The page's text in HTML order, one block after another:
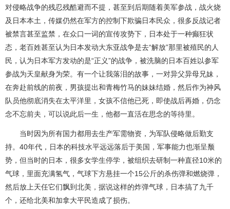
对侵略战争的残忍残酷避而不提，甚至到后期随着美军参战，战火烧
及日本本土，传媒仍然在军方的控制下欺骗日本民众，很多反战记者
被禁言甚至监禁，在众口一词的宣传攻势下，日本处于一种癫狂状
态，老百姓甚至认为日本发动大东亚战争是去“解放”那里被殖民的人
民，认为日本军方发动的是“正义”的战争，被洗脑的日本百姓以参军
参战为天皇献身为荣。有一个让我落泪的故事，一对异父异母兄妹，
在奔赴前线的前夜，男孩提出和青梅竹马的妹妹结婚，然后作为神风
队员他彻底消失在太平洋里，女孩不信他已死，即使战后再婚，仍念
念不忘前夫，可以说此后一生，他都一直活在思念的等待里。
当时因为所有国力都用去生产军需物资，为军队侵略做后勤支
持。40年代，日本的科技水平远远落后于美国，军事能力也渐呈颓
势，但当时的日本，很多女学生停学，被组织去研制一种直径10米的
气球，里面充满氢气，气球下方悬挂一个15公斤的杀伤弹和燃烧弹，
然后放上天任它们飘到北美，据说这样的炸弹气球，日本搞了九千
个，还给北美和加拿大平民造成了损伤。